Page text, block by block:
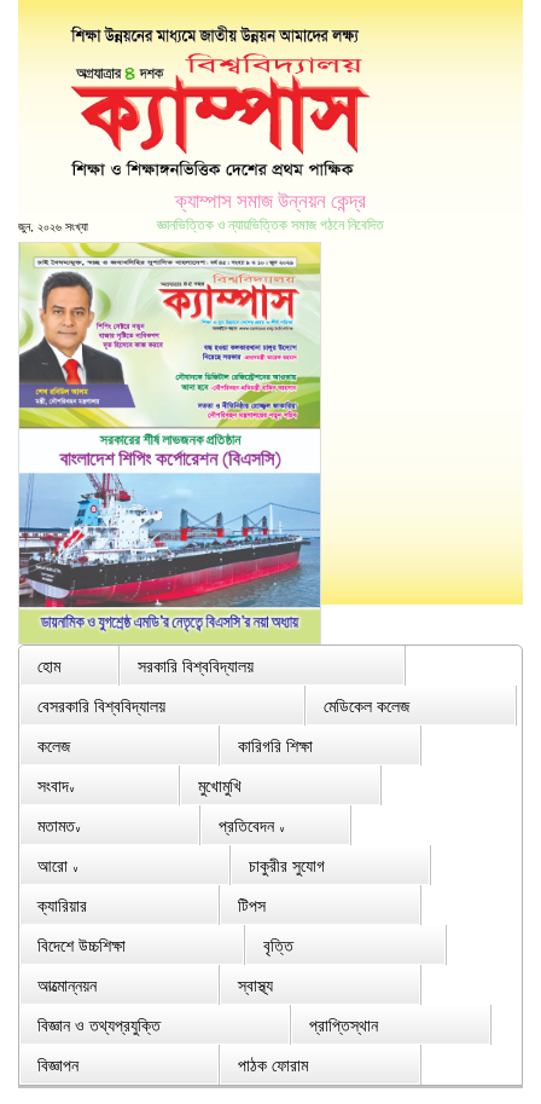
ক্যাম্পাস সমাজ উন্নয়ন কেন্দ্র
জ্ঞানভিত্তিক ও ন্যায়ভিত্তিক সমাজ গঠনে নিবেদিত
জুন, ২০২৬ সংখ্যা
হোম
সরকারি বিশ্ববিদ্যালয়
বেসরকারি বিশ্ববিদ্যালয়
মেডিকেল কলেজ
কলেজ
কারিগরি শিক্ষা
সংবাদ∨
মুখোমুখি
মতামত∨ প্রতিবেদন ∨
আরো ∨
চাকুরীর সুযোগ
ক্যারিয়ার
টিপস
বিদেশে উচ্চশিক্ষা
বৃত্তি
আত্মোন্নয়ন
স্বাস্থ্য
বিজ্ঞান ও তথ্যপ্রযুক্তি
প্রাপ্তিস্থান
বিজ্ঞাপন
পাঠক ফোরাম